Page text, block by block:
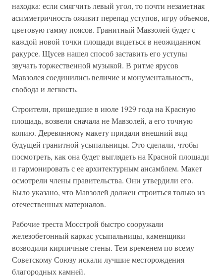
находка: если смягчить левый угол, то почти незаметная
асимметричность оживит перепад уступов, игру объемов,
цветовую гамму поясов. Гранитный Мавзолей будет с
каждой новой точки площади видеться в неожиданном
ракурсе. Щусев нашел способ заставить его уступы
звучать торжественной музыкой. В ритме ярусов
Мавзолея соединились величие и монументальность,
свобода и легкость.
Строители, пришедшие в июле 1929 года на Красную
площадь, возвели сначала не Мавзолей, а его точную
копию. Деревянному макету придали внешний вид
будущей гранитной усыпальницы. Это сделали, чтобы
посмотреть, как она будет выглядеть на Красной площади
и гармонировать с ее архитектурным ансамблем. Макет
осмотрели члены правительства. Они утвердили его.
Было указано, что Мавзолей должен строиться только из
отечественных материалов.
Рабочие треста Мосстрой быстро сооружали
железобетонный каркас усыпальницы, каменщики
возводили кирпичные стены. Тем временем по всему
Советскому Союзу искали лучшие месторождения
благородных камней.